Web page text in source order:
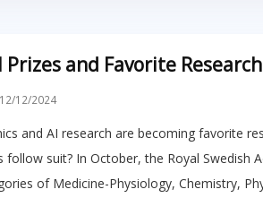
Prizes and Favorite
12/12/2024
and AI research are becoming favorite
follow suit? In October, the Royal Swedish
of Medicine-Physiology, Chemistry,